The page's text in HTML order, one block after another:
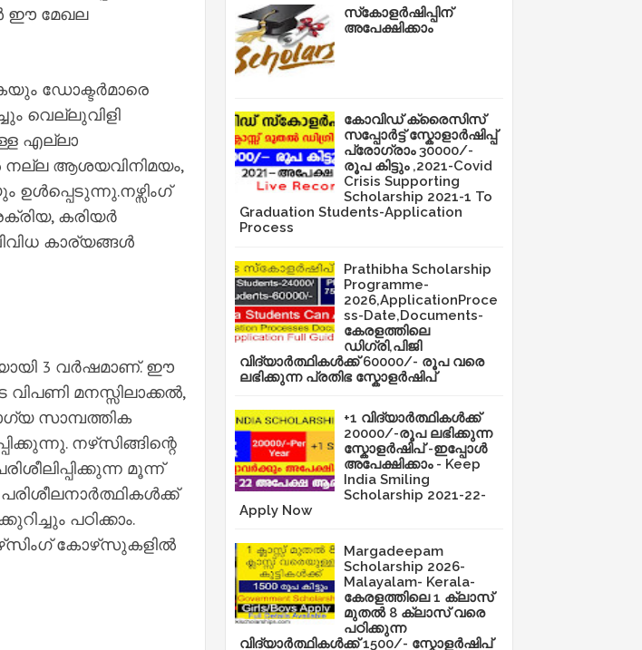
ഈ മേഖല
ഡോക്ടർമാരെ
വെല്ലുവിളി
എല്ലാ
ആശയവിനിമയം,
ഉൾപ്പെടുന്നു.നഴ്സിംഗ്
കരിയർ
കാര്യങ്ങൾ
3 വർഷമാണ്. ഈ
മനസ്സിലാക്കൽ,
സാമ്പത്തിക
നഴ്‌സിങ്ങിന്റെ
മൂന്ന്
പഠിക്കാം.
കോഴ്‌സുകളിൽ
സ്‌കോളർഷിപ്പിന്
അപേക്ഷിക്കാം
കോവിഡ് ക്രൈസിസ്
സപ്പോർട്ട് സ്കോളാർഷിപ്പ്
പ്രോഗ്രാം 30000/-
രൂപ കിട്ടും ,2021-Covid
Crisis Supporting
Scholarship 2021-1 To
Graduation Students-Application
Process
Prathibha Scholarship
Programme-
2026,ApplicationProce
ss-Date,Documents-
കേരളത്തിലെ
ഡിഗ്രി,പിജി
വിദ്യാർത്ഥികൾക്ക് 60000/- രൂപ വരെ
ലഭിക്കുന്ന പ്രതിഭ സ്കോളർഷിപ്
+1 വിദ്യാർത്ഥികൾക്ക്
20000/-രൂപ ലഭിക്കുന്ന
സ്കോളർഷിപ് -ഇപ്പോൾ
അപേക്ഷിക്കാം - Keep
India Smiling
Scholarship 2021-22-
Apply Now
Margadeepam
Scholarship 2026-
Malayalam- Kerala-
കേരളത്തിലെ 1 ക്ലാസ്
മുതൽ 8 ക്ലാസ് വരെ
പഠിക്കുന്ന
വിദ്യാർത്ഥികൾക്ക് 1500/- സ്കോളർഷിപ്